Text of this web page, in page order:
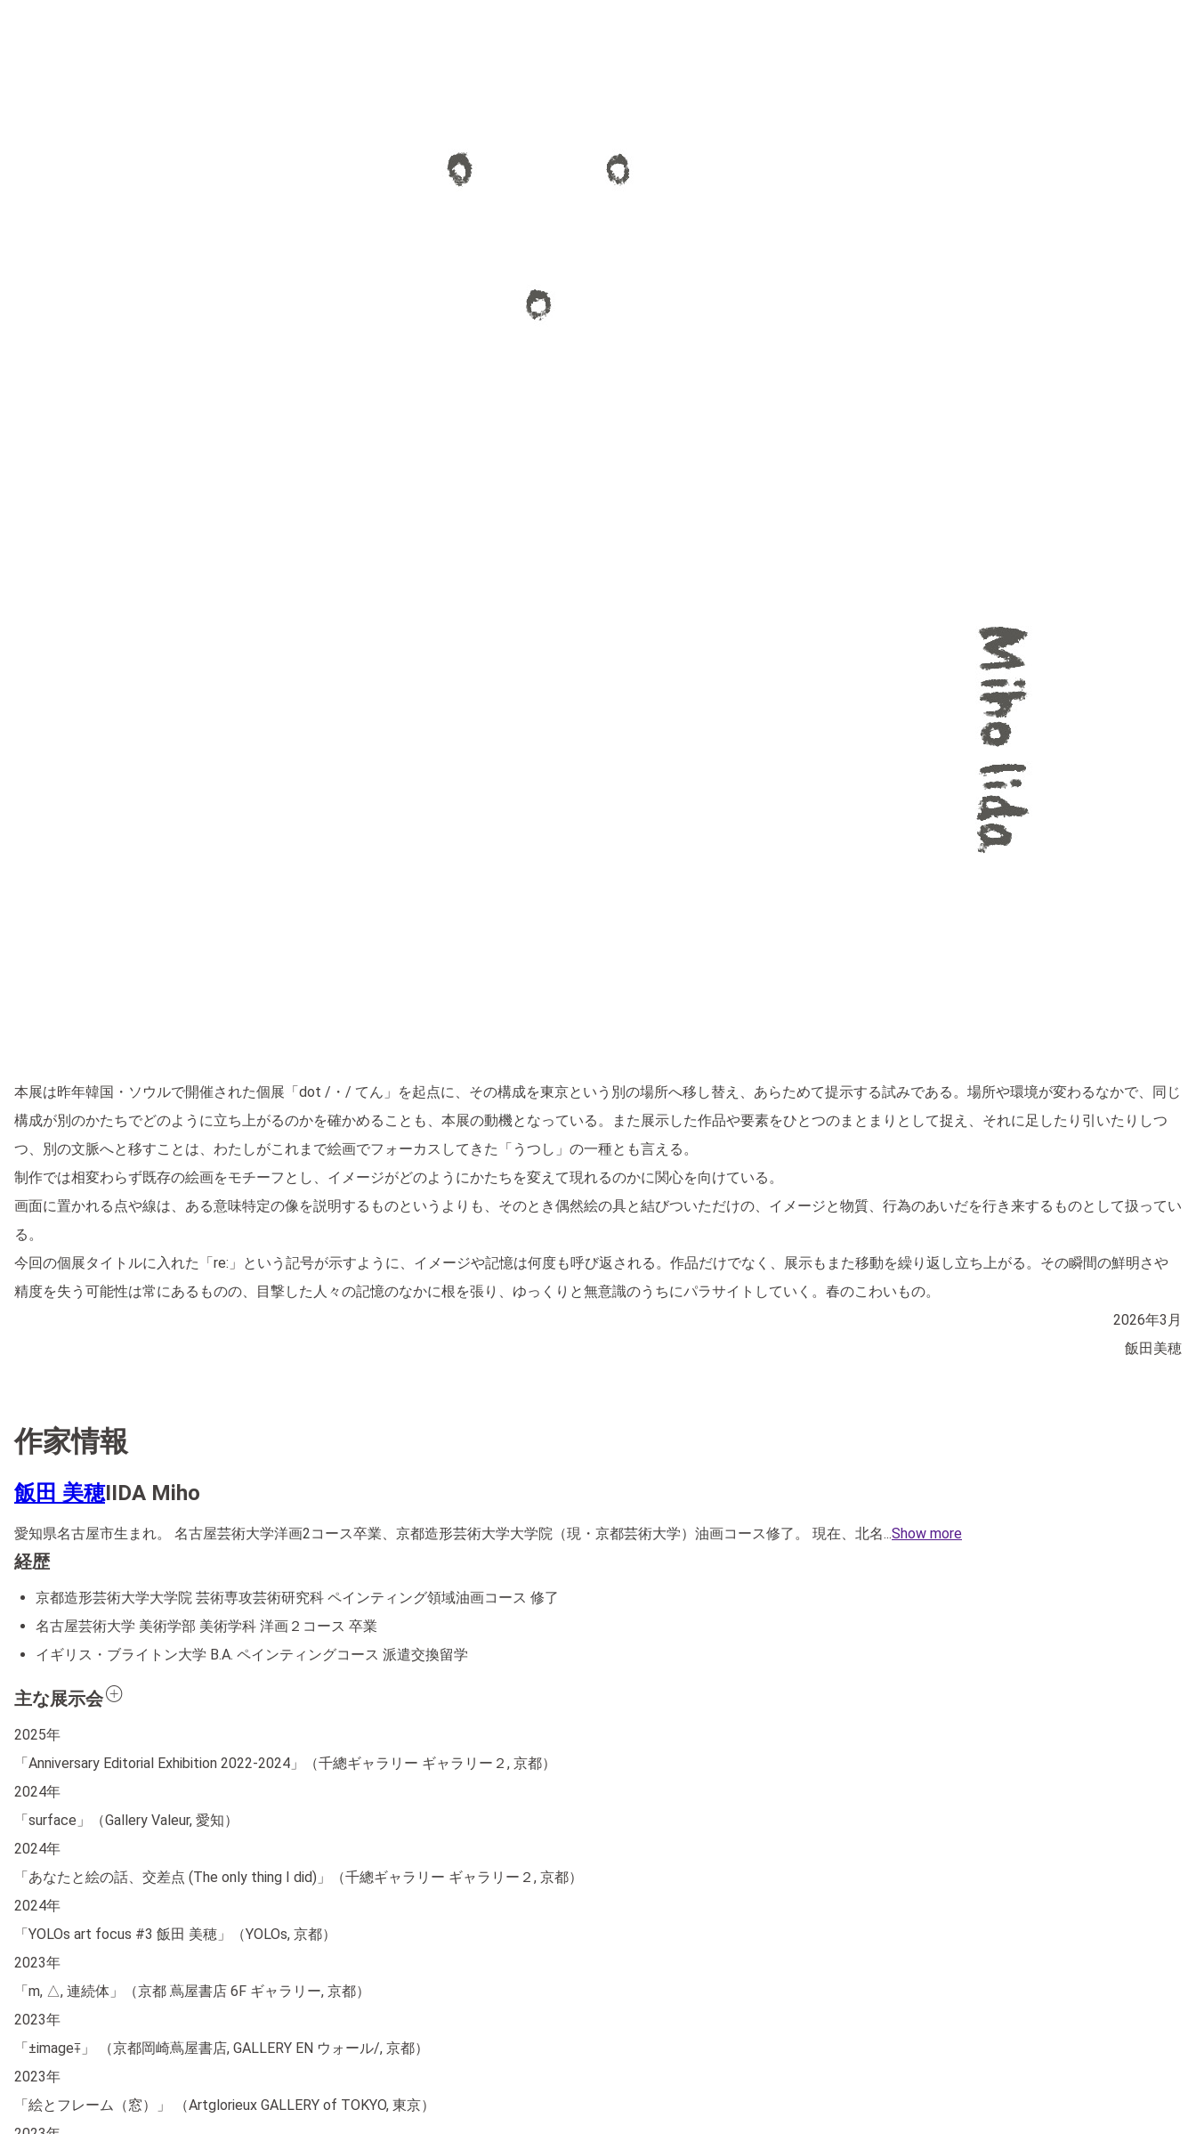
本展は昨年韓国・ソウルで開催された個展「dot /・/ てん」を起点に、その構成を東京という別の場所へ移し替え、あらためて提示する試みである。場所や環境が変わるなかで、同じ
構成が別のかたちでどのように立ち上がるのかを確かめることも、本展の動機となっている。また展示した作品や要素をひとつのまとまりとして捉え、それに足したり引いたりしつ
つ、別の文脈へと移すことは、わたしがこれまで絵画でフォーカスしてきた「うつし」の一種とも言える。
制作では相変わらず既存の絵画をモチーフとし、イメージがどのようにかたちを変えて現れるのかに関心を向けている。
画面に置かれる点や線は、ある意味特定の像を説明するものというよりも、そのとき偶然絵の具と結びついただけの、イメージと物質、行為のあいだを行き来するものとして扱ってい
る。
今回の個展タイトルに入れた「re:」という記号が示すように、イメージや記憶は何度も呼び返される。作品だけでなく、展示もまた移動を繰り返し立ち上がる。その瞬間の鮮明さや
精度を失う可能性は常にあるものの、目撃した人々の記憶のなかに根を張り、ゆっくりと無意識のうちにパラサイトしていく。春のこわいもの。
2026年3月
飯田美穂
作家情報
飯田 美穂IIDA Miho
愛知県名古屋市生まれ。 名古屋芸術大学洋画2コース卒業、京都造形芸術大学大学院（現・京都芸術大学）油画コース修了。 現在、北名...Show more
経歴
京都造形芸術大学大学院 芸術専攻芸術研究科 ペインティング領域油画コース 修了
名古屋芸術大学 美術学部 美術学科 洋画２コース 卒業
イギリス・ブライトン大学 B.A. ペインティングコース 派遣交換留学
主な展示会add_circle
2025年
「Anniversary Editorial Exhibition 2022-2024」（千總ギャラリー ギャラリー２, 京都）
2024年
「surface」（Gallery Valeur, 愛知）
2024年
「あなたと絵の話、交差点 (The only thing I did)」（千總ギャラリー ギャラリー２, 京都）
2024年
「YOLOs art focus #3 飯田 美穂」（YOLOs, 京都）
2023年
「m, △, 連続体」（京都 蔦屋書店 6F ギャラリー, 京都）
2023年
「±image∓」 （京都岡崎蔦屋書店, GALLERY EN ウォール/, 京都）
2023年
「絵とフレーム（窓）」 （Artglorieux GALLERY of TOKYO, 東京）